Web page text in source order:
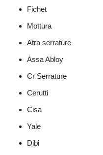
Fichet
Mottura
Atra serrature
Assa Abloy
Cr Serrature
Cerutti
Cisa
Yale
Dibi